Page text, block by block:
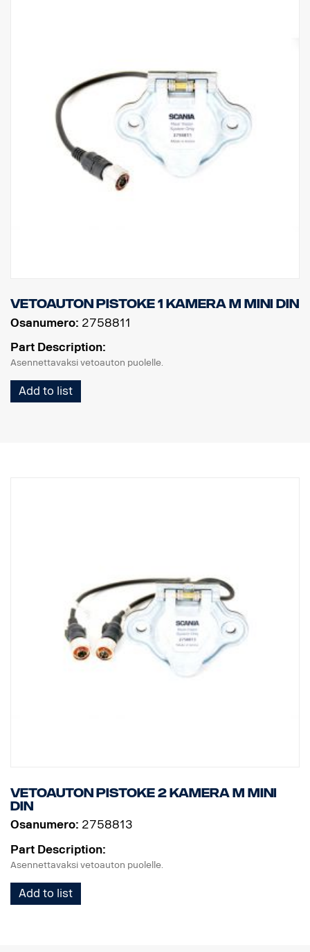
Vetoauton pistoke 1 kamera M MINI DIN
Osanumero: 2758811
Part Description:
Asennettavaksi vetoauton puolelle.
Add to list
Vetoauton pistoke 2 kamera M MINI
DIN
Osanumero: 2758813
Part Description:
Asennettavaksi vetoauton puolelle.
Add to list